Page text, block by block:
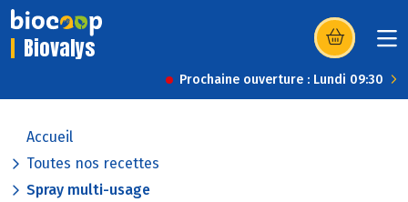
Biovalys (s’ouvre dans
Prochaine ouverture : Lundi 09:30
Accueil
Toutes nos recettes
Spray multi-usage